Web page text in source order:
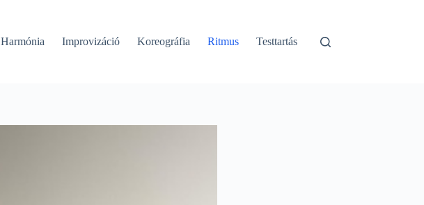
Harmónia Improvizáció Koreográfia Ritmus Testtartás